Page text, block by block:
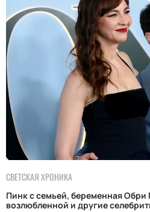
СВЕТСКАЯ ХРОНИКА
Пинк с семьей, беременная
возлюбленной и другие